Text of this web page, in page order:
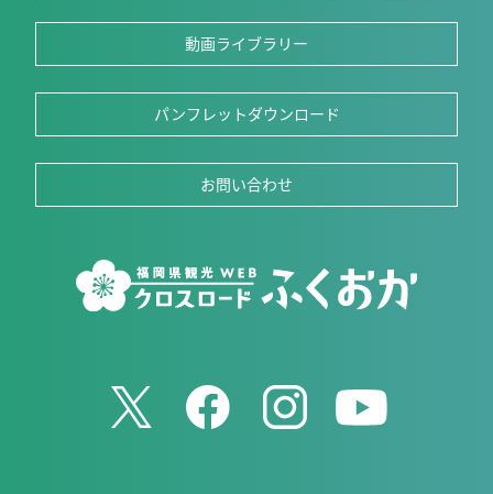
動画ライブラリー
パンフレットダウンロード
お問い合わせ